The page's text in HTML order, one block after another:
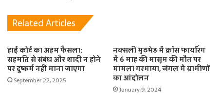
Related Articles
हाई कोर्ट का अहम फैसला:
सहमति से संबंध और शादी न होने
पर दुष्कर्म नहीं माना जाएगा
September 22, 2025
नक्सली मुठभेड़ में क्रॉस फायरिंग
में 6 माह की मासूम की मौत पर
मामला गरमाया, जंगल में ग्रामीणों
का आंदोलन
January 9, 2024